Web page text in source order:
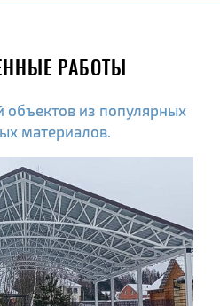
РАБОТЫ
объектов из популярных
материалов.